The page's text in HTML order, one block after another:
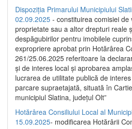
Dispoziția Primarului Municipiului
02.09.2025 - constituirea comisiei
proprietate sau a altor drepturi reale
despăgubirilor pentru imobilele
expropriere aprobat prin Hotărârea
261/25.06.2025 referitoare la
și de interes local și aprobarea
lucrarea de utilitate publică de
parcare supraetajată, situată în
municipiul Slatina, județul Olt”
Hotărârea Consiliului Local al
15.09.2025- modificarea Hotărârii